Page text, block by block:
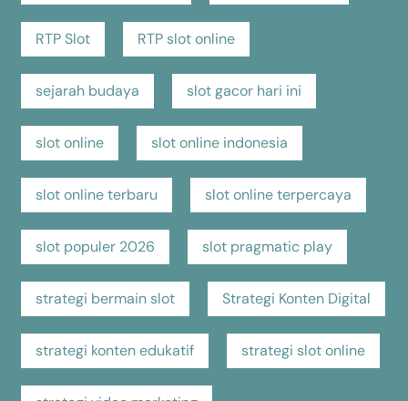
RTP Slot RTP slot online
sejarah budaya slot gacor hari ini
slot online slot online indonesia
slot online terbaru slot online terpercaya
slot populer 2026 slot pragmatic play
strategi bermain slot Strategi Konten Digital
strategi konten edukatif strategi slot online